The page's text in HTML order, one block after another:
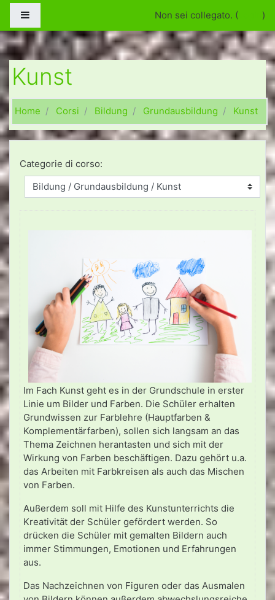
Vai al contenuto principale
Non sei collegato. ( )
Kunst
Home Corsi Bildung Grundausbildung Kunst
Categorie di corso:
Im Fach Kunst geht es in der Grundschule in erster
Linie um Bilder und Farben. Die Schüler erhalten
Grundwissen zur Farblehre (Hauptfarben &
Komplementärfarben), sollen sich langsam an das
Thema Zeichnen herantasten und sich mit der
Wirkung von Farben beschäftigen. Dazu gehört u.a.
das Arbeiten mit Farbkreisen als auch das Mischen
von Farben.
Außerdem soll mit Hilfe des Kunstunterrichts die
Kreativität der Schüler gefördert werden. So
drücken die Schüler mit gemalten Bildern auch
immer Stimmungen, Emotionen und Erfahrungen
aus.
Das Nachzeichnen von Figuren oder das Ausmalen